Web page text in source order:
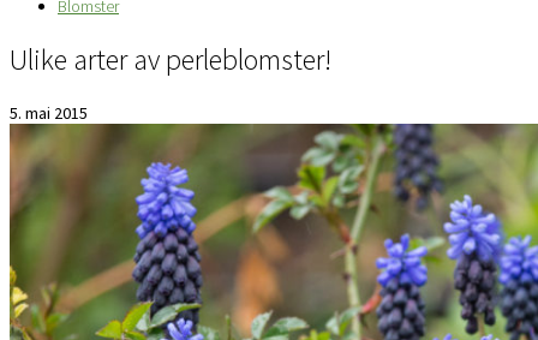
Blomster
Ulike arter av perleblomster!
5. mai 2015